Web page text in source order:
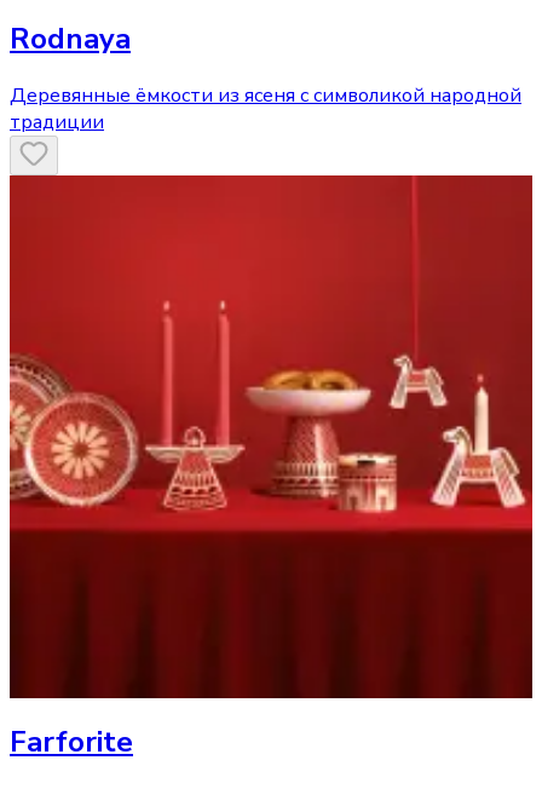
Rodnaya
Деревянные ёмкости из ясеня с символикой народной
традиции
Farforite